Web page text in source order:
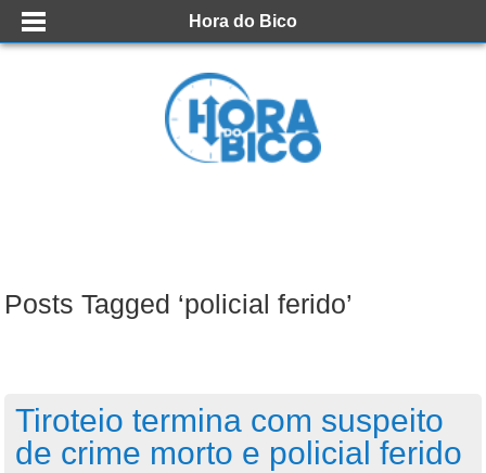
Hora do Bico
Posts Tagged ‘policial ferido’
Tiroteio termina com suspeito
de crime morto e policial ferido